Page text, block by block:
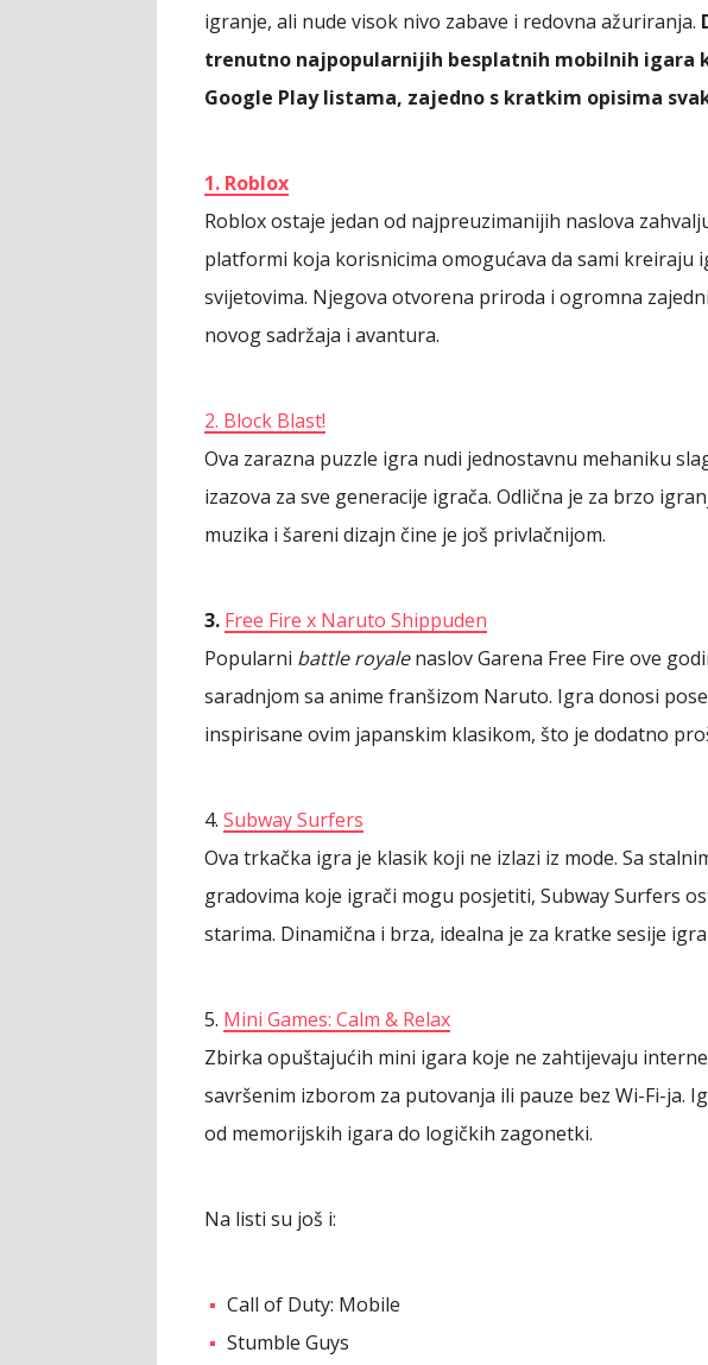
igranje, ali nude visok nivo zabave i redovna ažuriranja.
trenutno najpopularnijih besplatnih mobilnih igara
Google Play listama, zajedno s kratkim opisima
1. Roblox
Roblox ostaje jedan od najpreuzimanijih naslova
platformi koja korisnicima omogućava da sami kreiraju
svijetovima. Njegova otvorena priroda i ogromna
novog sadržaja i avantura.
2. Block Blast!
Ova zarazna puzzle igra nudi jednostavnu mehaniku
izazova za sve generacije igrača. Odlična je za brzo
muzika i šareni dizajn čine je još privlačnijom.
3. Free Fire x Naruto Shippuden
Popularni battle royalenaslov Garena Free Fire ove
saradnjom sa anime franšizom Naruto. Igra donosi
inspirisane ovim japanskim klasikom, što je dodatno
4. Subway Surfers
Ova trkačka igra je klasik koji ne izlazi iz mode. Sa
gradovima koje igrači mogu posjetiti, Subway Surfers
starima. Dinamična i brza, idealna je za kratke sesije
5. Mini Games: Calm & Relax
Zbirka opuštajućih mini igara koje ne zahtijevaju
savršenim izborom za putovanja ili pauze bez Wi-Fi-ja.
od memorijskih igara do logičkih zagonetki.
Na listi su još i:
Call of Duty: Mobile
Stumble Guys